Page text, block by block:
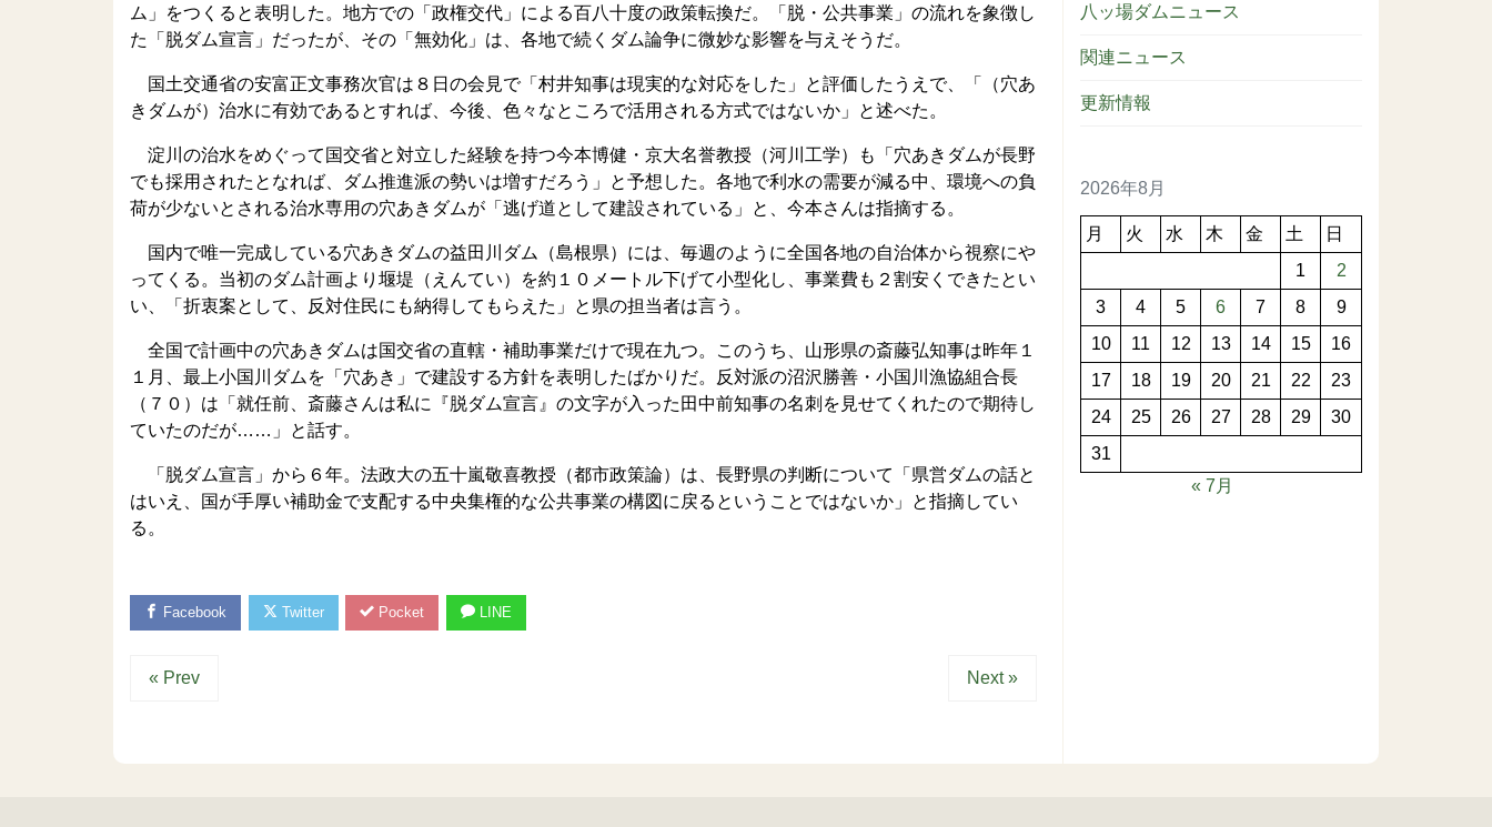
ム」をつくると表明した。地方での「政権交代」による百八十度の政策転換だ。「脱・公共事業」の流れを象徴し
た「脱ダム宣言」だったが、その「無効化」は、各地で続くダム論争に微妙な影響を与えそうだ。
国土交通省の安富正文事務次官は８日の会見で「村井知事は現実的な対応をした」と評価したうえで、「（穴あ
きダムが）治水に有効であるとすれば、今後、色々なところで活用される方式ではないか」と述べた。
淀川の治水をめぐって国交省と対立した経験を持つ今本博健・京大名誉教授（河川工学）も「穴あきダムが長野
でも採用されたとなれば、ダム推進派の勢いは増すだろう」と予想した。各地で利水の需要が減る中、環境への負
荷が少ないとされる治水専用の穴あきダムが「逃げ道として建設されている」と、今本さんは指摘する。
国内で唯一完成している穴あきダムの益田川ダム（島根県）には、毎週のように全国各地の自治体から視察にや
ってくる。当初のダム計画より堰堤（えんてい）を約１０メートル下げて小型化し、事業費も２割安くできたとい
い、「折衷案として、反対住民にも納得してもらえた」と県の担当者は言う。
全国で計画中の穴あきダムは国交省の直轄・補助事業だけで現在九つ。このうち、山形県の斎藤弘知事は昨年１
１月、最上小国川ダムを「穴あき」で建設する方針を表明したばかりだ。反対派の沼沢勝善・小国川漁協組合長
（７０）は「就任前、斎藤さんは私に『脱ダム宣言』の文字が入った田中前知事の名刺を見せてくれたので期待し
ていたのだが……」と話す。
「脱ダム宣言」から６年。法政大の五十嵐敬喜教授（都市政策論）は、長野県の判断について「県営ダムの話と
はいえ、国が手厚い補助金で支配する中央集権的な公共事業の構図に戻るということではないか」と指摘してい
る。
Facebook Twitter Pocket LINE
« Prev Next »
八ッ場ダムニュース
関連ニュース
更新情報
2026年8月
月 火 水 木 金 土
日
1
2
3
4 5 6 7 8
9
10
11 12 13 14 15
16
17
18 19 20 21 22
23
24
25 26 27 28 29
30
31
« 7月